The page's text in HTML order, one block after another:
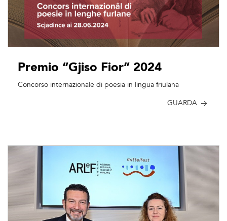
Premio “Gjiso Fior” 2024
Concorso internazionale di poesia in lingua friulana
GUARDA